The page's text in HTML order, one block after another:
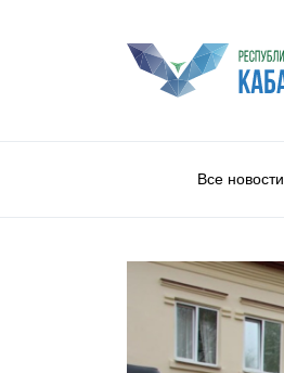
Все новости
Общество